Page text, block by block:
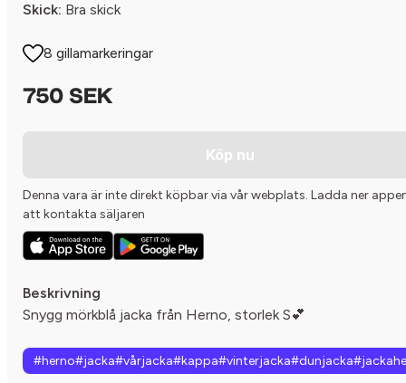
Skick: Bra skick
8 gillamarkeringar
750 SEK
Köp nu
Denna vara är inte direkt köpbar via vår webplats. Ladda ner
att kontakta säljaren
Beskrivning
Snygg mörkblå jacka från Herno, storlek S💕